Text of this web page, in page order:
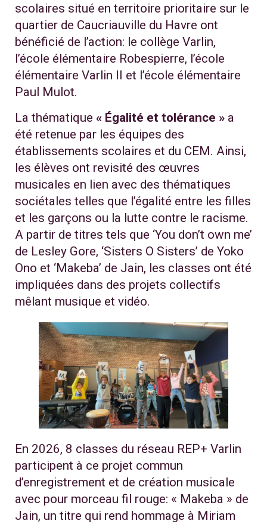
scolaires situé en territoire prioritaire sur le
quartier de Caucriauville du Havre ont
bénéficié de l’action: le collège Varlin,
l’école élémentaire Robespierre, l’école
élémentaire Varlin II et l’école élémentaire
Paul Mulot.
La thématique « Égalité et tolérance » a
été retenue par les équipes des
établissements scolaires et du CEM. Ainsi,
les élèves ont revisité des œuvres
musicales en lien avec des thématiques
sociétales telles que l’égalité entre les filles
et les garçons ou la lutte contre le racisme.
A partir de titres tels que ‘You don’t own me’
de Lesley Gore, ‘Sisters O Sisters’ de Yoko
Ono et ‘Makeba’ de Jain, les classes ont été
impliquées dans des projets collectifs
mêlant musique et vidéo.
En 2026, 8 classes du réseau REP+ Varlin
participent à ce projet commun
d’enregistrement et de création musicale
avec pour morceau fil rouge: « Makeba » de
Jain, un titre qui rend hommage à Miriam